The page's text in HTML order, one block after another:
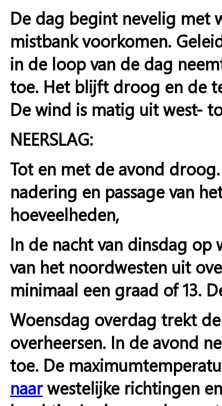
De dag begint nevelig met
mistbank voorkomen.
in de loop van de dag
toe. Het blijft droog en de
De wind is matig uit west-
NEERSLAG:
Tot en met de avond
nadering en passage van
hoeveelheden,
In de nacht van dinsdag
van het noordwesten uit
minimaal een graad of 13.
Woensdag overdag trekt
overheersen. In de avond
toe. De
naarwestelijke richtingen